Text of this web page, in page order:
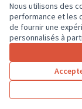
Nous utilisons des
performance et les
de fournir une
personnalisés à
Conditions
Paramètres des
CD37 sur X
(Lien externe)
CD37 surCD37 sur
Site réalisé grâce au